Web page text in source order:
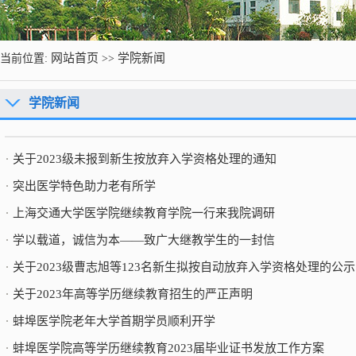
当前位置: 网站首页 >> 学院新闻
学院新闻
关于2023级未报到新生按放弃入学资格处理的通知
突出医学特色助力老有所学
上海交通大学医学院继续教育学院一行来我院调研
学以载道，诚信为本——致广大继教学生的一封信
关于2023级曹志旭等123名新生拟按自动放弃入学资格处理的公示
关于2023年高等学历继续教育招生的严正声明
蚌埠医学院老年大学首期学员顺利开学
蚌埠医学院高等学历继续教育2023届毕业证书发放工作方案